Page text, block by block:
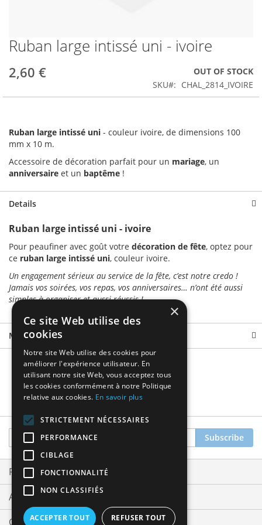
Skip
to
the
beginning
Ruban large intissé uni - ivoire
2,60 €
OUT OF STOCK
SKU
CHAL_2814_IVOIRE
Ruban large intissé uni - couleur ivoire, de dimensions 100
mm x 10 m.
Accessoire de décoration parfait pour un mariage, un
anniversaire et un baptême !
Details
Ruban large intissé uni - ivoire
Pour peaufiner avec goût votre décoration de fête, optez pour
ce ruban large intissé uni, couleur ivoire.
Un engagement sérieux au service de la fête, c’est notre credo !
Jamais vos soirées, vos repas, vos anniversaires… n’ont été aussi
simples à organiser et aussi réussis !
More Information
Sign
Up
for
Our
Newsletter:
Subscribe
Privacy and Cookie Policy
Advanced Search
Orders and Returns
×
Ce site Web utilise des
cookies
Notre site Web utilise des cookies pour
améliorer l'expérience utilisateur. En
utilisant notre site Web, vous acceptez tous
les cookies conformément à notre Politique
relative aux cookies. En savoir plus
STRICTEMENT NÉCESSAIRES
PERFORMANCE
CIBLAGE
FONCTIONNALITÉ
NON CLASSIFIÉS
ACCEPTER TOUT REFUSER TOUT